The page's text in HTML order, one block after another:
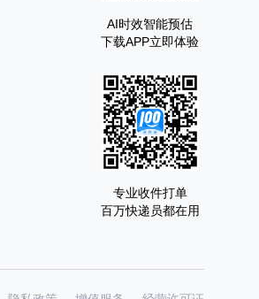
AI时效智能预估
下载APP立即体验
专业收件打单
百万快递员都在用